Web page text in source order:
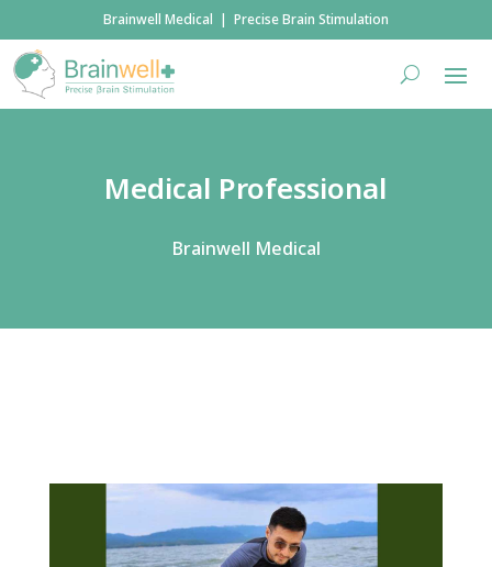
Brainwell Medical | Precise Brain Stimulation
Medical Professional
Brainwell Medical